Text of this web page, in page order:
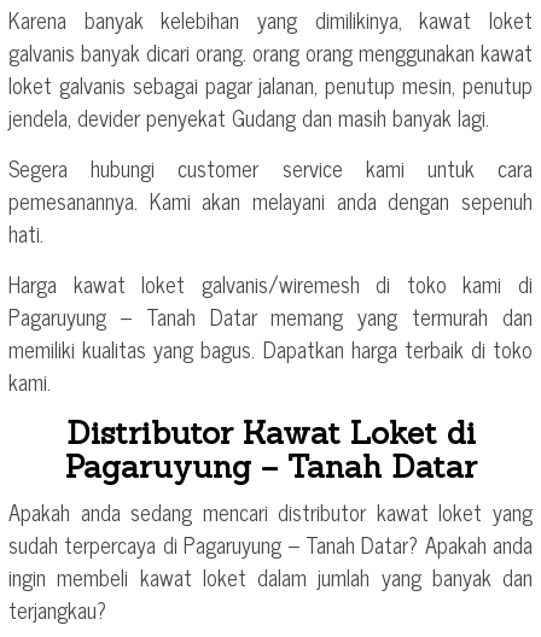
Karena banyak kelebihan yang dimilikinya, kawat loket
galvanis banyak dicari orang. orang orang menggunakan kawat
loket galvanis sebagai pagar jalanan, penutup mesin, penutup
jendela, devider penyekat Gudang dan masih banyak lagi.
Segera hubungi customer service kami untuk cara
pemesanannya. Kami akan melayani anda dengan sepenuh
hati.
Harga kawat loket galvanis/wiremesh di toko kami di
Pagaruyung – Tanah Datar memang yang termurah dan
memiliki kualitas yang bagus. Dapatkan harga terbaik di toko
kami.
Distributor Kawat Loket di
Pagaruyung – Tanah Datar
Apakah anda sedang mencari distributor kawat loket yang
sudah terpercaya di Pagaruyung – Tanah Datar? Apakah anda
ingin membeli kawat loket dalam jumlah yang banyak dan
terjangkau?